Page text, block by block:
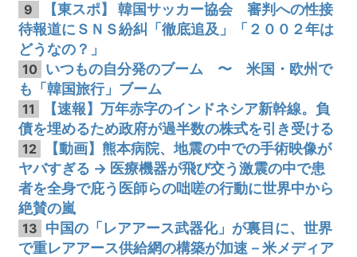
9
【東スポ】 韓国サッカー協会 審判への性接
待報道にＳＮＳ紛糾「徹底追及」「２００２年は
どうなの？」
10 いつもの自分発のブーム 〜 米国・欧州で
も「韓国旅行」ブーム
11
【速報】万年赤字のインドネシア新幹線。負
債を埋めるため政府が過半数の株式を引き受ける
12
【動画】熊本病院、地震の中での手術映像が
ヤバすぎる → 医療機器が飛び交う激震の中で患
者を全身で庇う医師らの咄嗟の行動に世界中から
絶賛の嵐
13 中国の「レアアース武器化」が裏目に、世界
で重レアアース供給網の構築が加速－米メディア